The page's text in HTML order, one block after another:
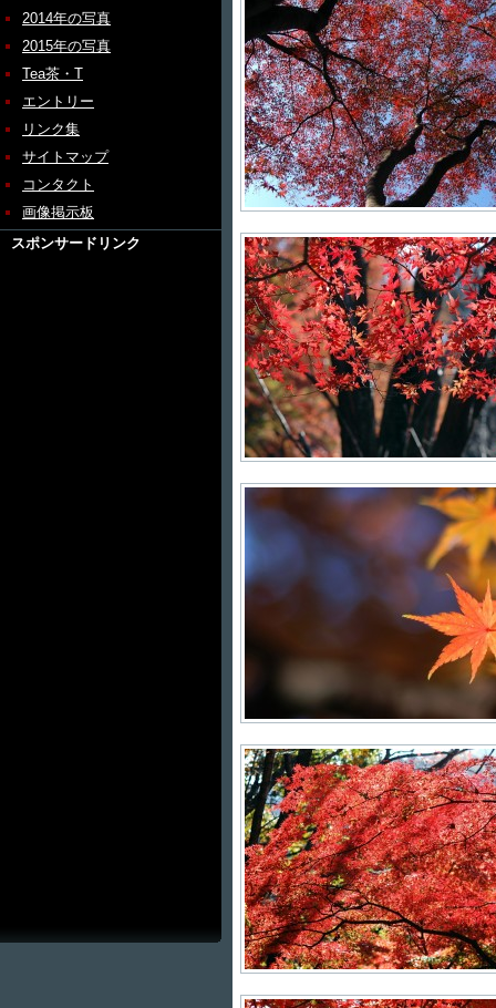
2014年の写真
2015年の写真
Tea茶・T
エントリー
リンク集
サイトマップ
コンタクト
画像掲示板
スポンサードリンク